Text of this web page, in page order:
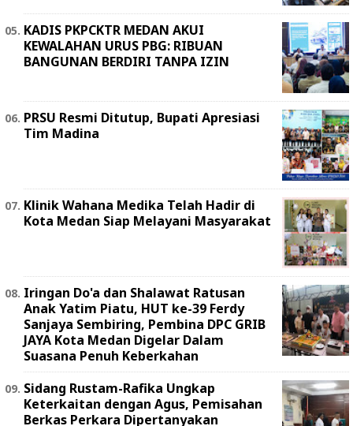
KADIS PKPCKTR MEDAN AKUI
KEWALAHAN URUS PBG: RIBUAN
BANGUNAN BERDIRI TANPA IZIN
PRSU Resmi Ditutup, Bupati Apresiasi
Tim Madina
Klinik Wahana Medika Telah Hadir di
Kota Medan Siap Melayani Masyarakat
Iringan Do'a dan Shalawat Ratusan
Anak Yatim Piatu, HUT ke-39 Ferdy
Sanjaya Sembiring, Pembina DPC GRIB
JAYA Kota Medan Digelar Dalam
Suasana Penuh Keberkahan
Sidang Rustam-Rafika Ungkap
Keterkaitan dengan Agus, Pemisahan
Berkas Perkara Dipertanyakan